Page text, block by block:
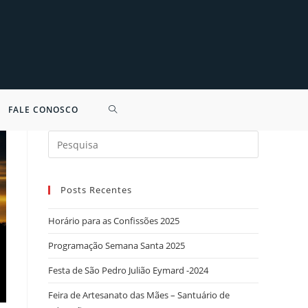
FALE CONOSCO
Search
for:
Posts Recentes
Horário para as Confissões 2025
Programação Semana Santa 2025
Festa de São Pedro Julião Eymard -2024
Feira de Artesanato das Mães – Santuário de